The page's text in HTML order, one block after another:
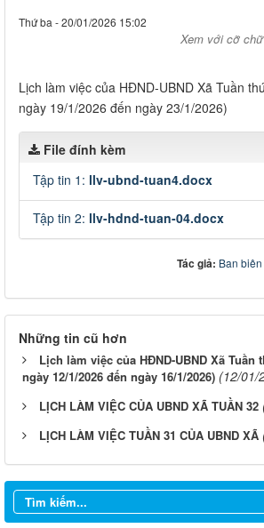
Thứ ba - 20/01/2026 15:02
Xem với cỡ chữ
Lịch làm việc của HĐND-UBND Xã Tuần
ngày 19/1/2026 đến ngày 23/1/2026)
File đính kèm
Tập tin 1: llv-ubnd-tuan4.docx
Tập tin 2: llv-hdnd-tuan-04.docx
Tác giả: Ban
Những tin cũ hơn
Lịch làm việc của HĐND-UBND Xã Tuần
ngày 12/1/2026 đến ngày 16/1/2026) (12/01/
LỊCH LÀM VIỆC CỦA UBND XÃ TUẦN 32
LỊCH LÀM VIỆC TUẦN 31 CỦA UBND XÃ